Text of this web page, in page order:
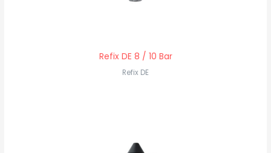
Refix DE 8 / 10 Bar
Refix DE